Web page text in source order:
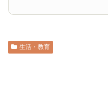
生活・教育